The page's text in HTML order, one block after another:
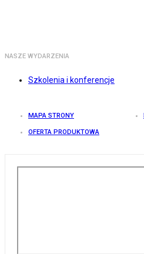
NASZE WYDARZENIA
Szkolenia i konferencje
MAPA STRONY
OFERTA PRODUKTOWA